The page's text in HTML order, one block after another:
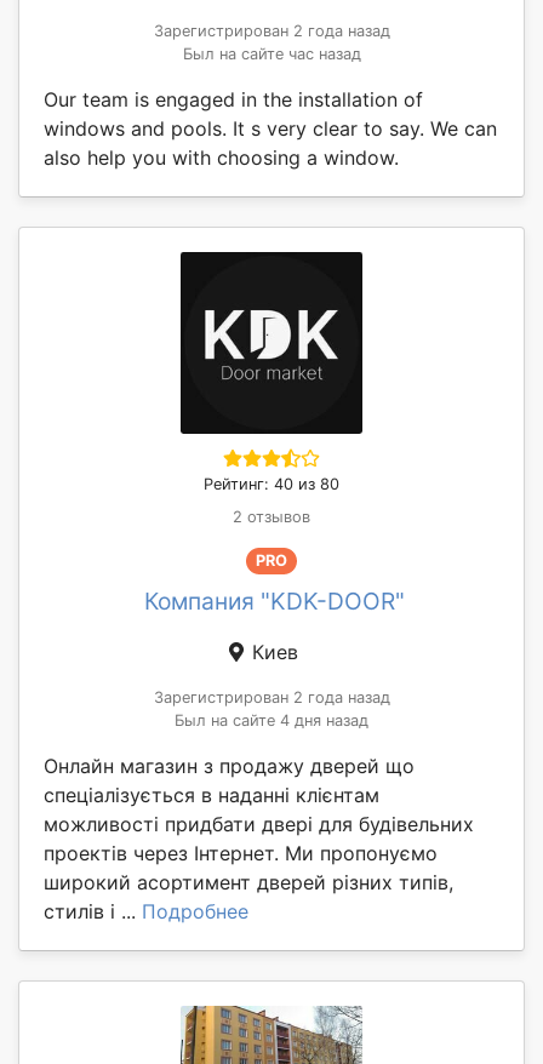
Зарегистрирован 2 года назад
Был на сайте час назад
Our team is engaged in the installation of
windows and pools. It s very clear to say. We can
also help you with choosing a window.
Рейтинг: 40 из 80
2 отзывов
PRO
Компания "KDK-DOOR"
Киев
Зарегистрирован 2 года назад
Был на сайте 4 дня назад
Онлайн магазин з продажу дверей що
спеціалізується в наданні клієнтам
можливості придбати двері для будівельних
проектів через Інтернет. Ми пропонуємо
широкий асортимент дверей різних типів,
стилів і ... Подробнее